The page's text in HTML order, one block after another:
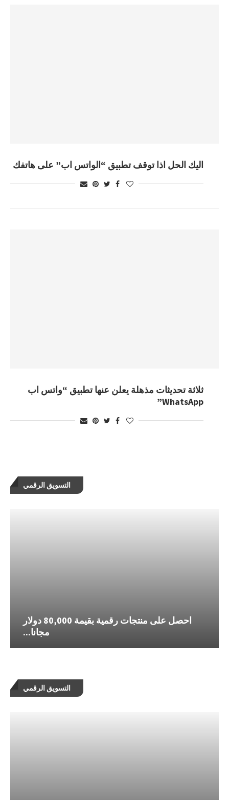
اليك الحل اذا توقف تطبيق “الواتس اب” على هاتفك
ثلاثة تحديثات مذهلة يعلن عنها تطبيق “واتس اب
WhatsApp”
التسويق الرقمي
التسويق الرقمي
احصل على منتجات رقمية بقيمة 80,000 دولار
مجانا...